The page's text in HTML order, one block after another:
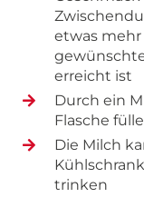
etwas mehr
erreicht ist
Durch ein
Flasche
Die Milch
trinken